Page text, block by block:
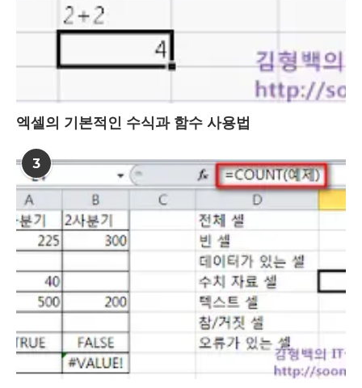
엑셀의 기본적인 수식과 함수 사용법
3